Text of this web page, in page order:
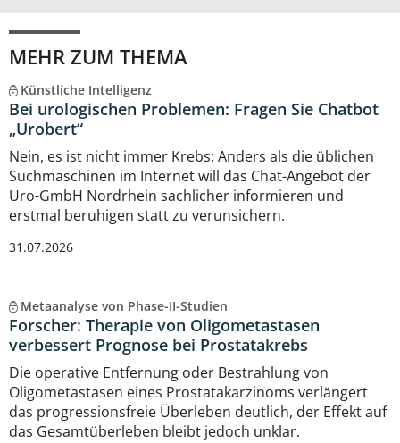
MEHR ZUM THEMA
Künstliche Intelligenz
Bei urologischen Problemen: Fragen Sie Chatbot
„Urobert“
Nein, es ist nicht immer Krebs: Anders als die üblichen
Suchmaschinen im Internet will das Chat-Angebot der
Uro-GmbH Nordrhein sachlicher informieren und
erstmal beruhigen statt zu verunsichern.
31.07.2026
Metaanalyse von Phase-II-Studien
Forscher: Therapie von Oligometastasen
verbessert Prognose bei Prostatakrebs
Die operative Entfernung oder Bestrahlung von
Oligometastasen eines Prostatakarzinoms verlängert
das progressionsfreie Überleben deutlich, der Effekt auf
das Gesamtüberleben bleibt jedoch unklar.